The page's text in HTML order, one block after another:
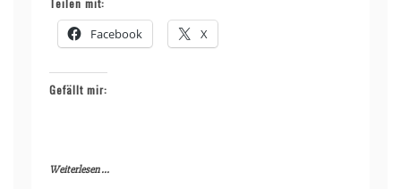
Facebook X
Gefällt mir:
Weiterlesen ...